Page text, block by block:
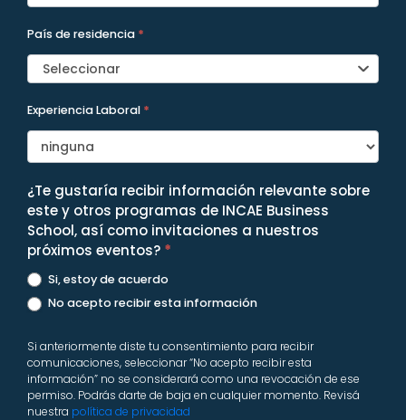
País de residencia *
Seleccionar
Experiencia Laboral *
¿Te gustaría recibir información relevante sobre
este y otros programas de INCAE Business
School, así como invitaciones a nuestros
próximos eventos? *
Si, estoy de acuerdo
No acepto recibir esta información
Si anteriormente diste tu consentimiento para recibir
comunicaciones, seleccionar “No acepto recibir esta
información” no se considerará como una revocación de ese
permiso. Podrás darte de baja en cualquier momento. Revisá
nuestra política de privacidad